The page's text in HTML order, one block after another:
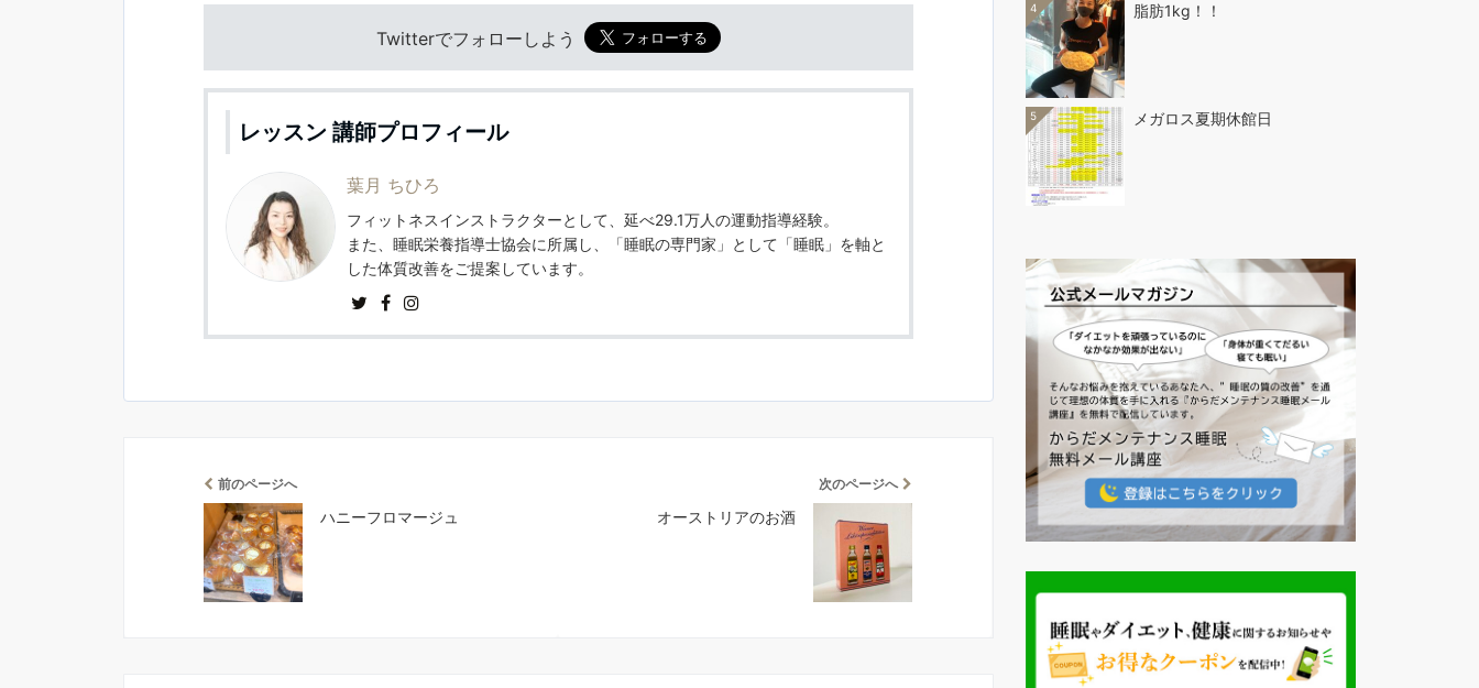
Twitterでフォローしよう
レッスン 講師プロフィール
葉月 ちひろ
フィットネスインストラクターとして、延べ29.1万人の運動指導経験。
また、睡眠栄養指導士協会に所属し、「睡眠の専門家」として「睡眠」を軸と
した体質改善をご提案しています。
前のページへ
ハニーフロマージュ
次のページへ
オーストリアのお酒
4 脂肪1kg！！
5 メガロス夏期休館日